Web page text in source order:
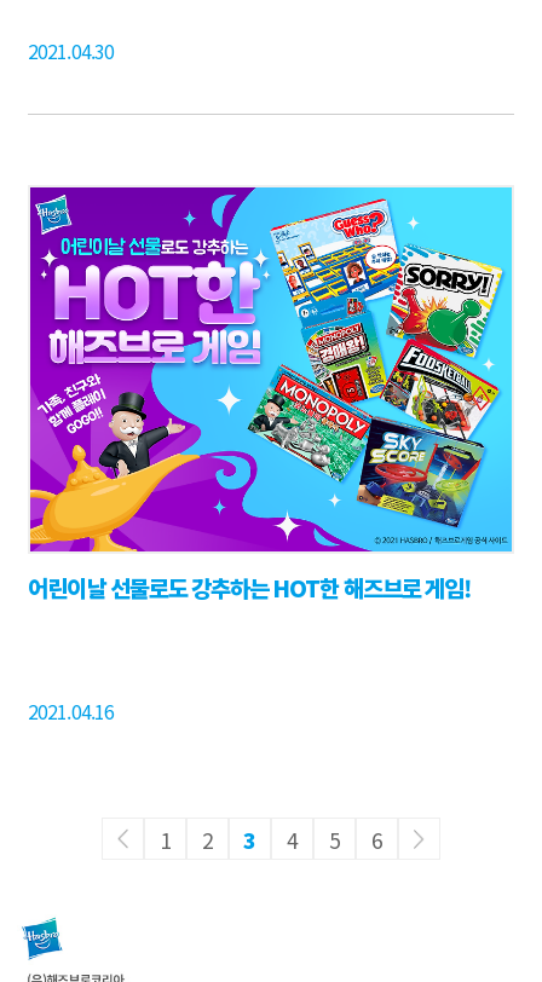
2021.04.30
어린이날 선물로도 강추하는 HOT한 해즈브로 게임!
2021.04.16
1 2 3 4 5 6